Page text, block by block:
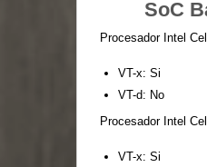
SoC
Procesador Intel
VT-x: Si
VT-d: No
Procesador Intel
VT-x: Si